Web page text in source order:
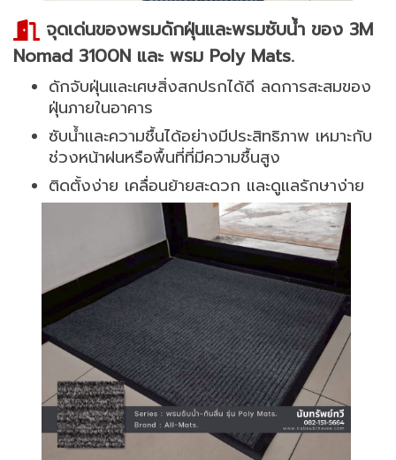
จุดเด่นของพรมดักฝุ่นและพรมซับน้ำ ของ 3M
Nomad 3100N และ พรม Poly Mats.
ดักจับฝุ่นและเศษสิ่งสกปรกได้ดี ลดการสะสมของ
ฝุ่นภายในอาคาร
ซับน้ำและความชื้นได้อย่างมีประสิทธิภาพ เหมาะกับ
ช่วงหน้าฝนหรือพื้นที่ที่มีความชื้นสูง
ติดตั้งง่าย เคลื่อนย้ายสะดวก และดูแลรักษาง่าย